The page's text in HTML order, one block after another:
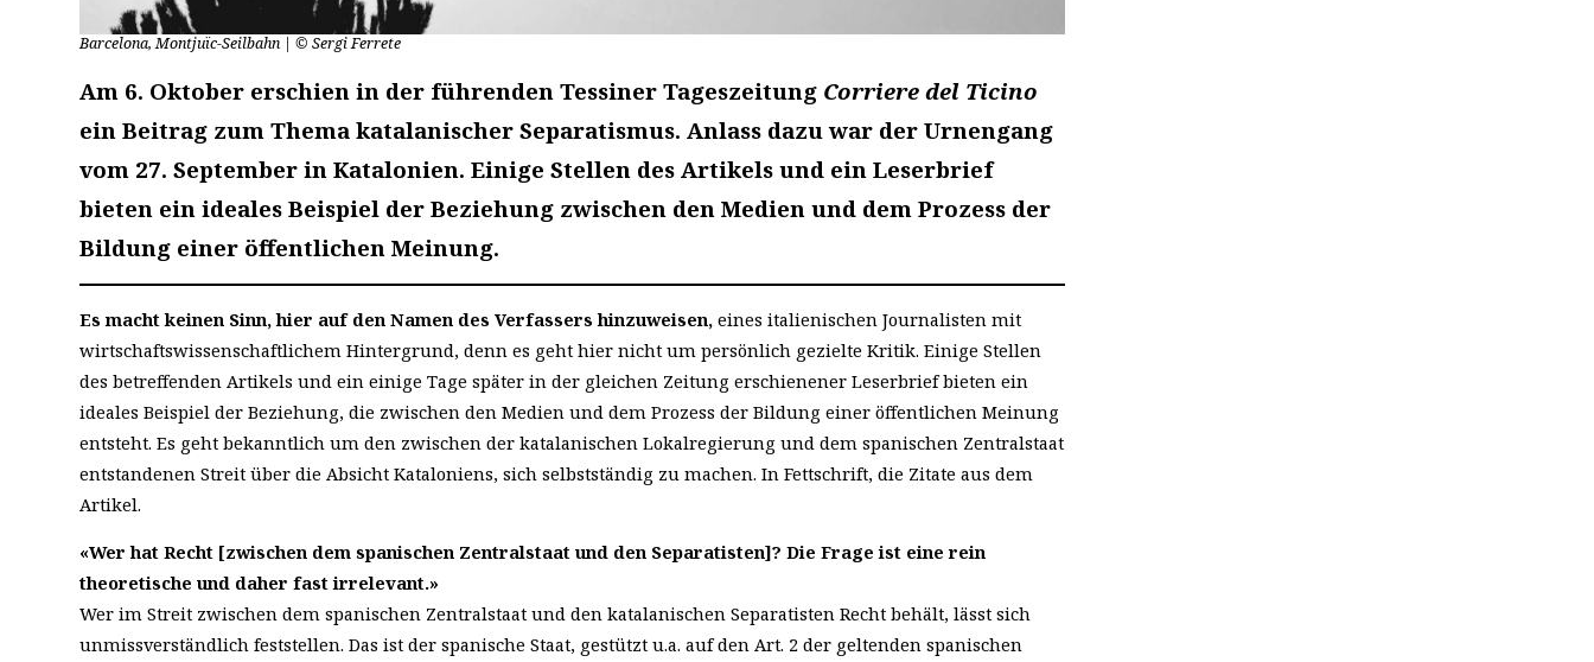
Barcelona, Montjuïc-Seilbahn | © Sergi Ferrete
Am 6. Oktober erschien in der führenden Tessiner Tageszeitung Corriere del Ticino
ein Beitrag zum Thema katalanischer Separatismus. Anlass dazu war der Urnengang
vom 27. September in Katalonien. Einige Stellen des Artikels und ein Leserbrief
bieten ein ideales Beispiel der Beziehung zwischen den Medien und dem Prozess der
Bildung einer öffentlichen Meinung.
Es macht keinen Sinn, hier auf den Namen des Verfassers hinzuweisen, eines italienischen Journalisten mit
wirtschaftswissenschaftlichem Hintergrund, denn es geht hier nicht um persönlich gezielte Kritik. Einige Stellen
des betreffenden Artikels und ein einige Tage später in der gleichen Zeitung erschienener Leserbrief bieten ein
ideales Beispiel der Beziehung, die zwischen den Medien und dem Prozess der Bildung einer öffentlichen Meinung
entsteht. Es geht bekanntlich um den zwischen der katalanischen Lokalregierung und dem spanischen Zentralstaat
entstandenen Streit über die Absicht Kataloniens, sich selbstständig zu machen. In Fettschrift, die Zitate aus dem
Artikel.
«Wer hat Recht [zwischen dem spanischen Zentralstaat und den Separatisten]? Die Frage ist eine rein
theoretische und daher fast irrelevant.»
Wer im Streit zwischen dem spanischen Zentralstaat und den katalanischen Separatisten Recht behält, lässt sich
unmissverständlich feststellen. Das ist der spanische Staat, gestützt u.a. auf den Art. 2 der geltenden spanischen